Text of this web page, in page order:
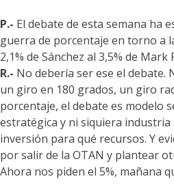
P.- El debate de esta semana ha
guerra de porcentaje en torno a
2,1% de Sánchez al 3,5% de Mark
R.- No debería ser ese el
un giro en 180 grados, un giro
porcentaje, el debate es modelo
estratégica y ni siquiera
inversión para qué recursos. Y
por salir de la OTAN y plantear
Ahora nos piden el 5%, mañana